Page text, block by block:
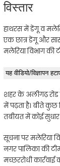
विस्तार
हाथरस में डेंगू व
एक छात्र डेंगू और
मलेरिया विभाग की
यह वीडियो/विज्ञापन
शहर के अलीगढ़ रोड
में पढ़ता है। बीते कुछ
तबीयत में कोई सुधार
सूचना पर मलेरिया
नगर पालिका की
मच्छररोधी